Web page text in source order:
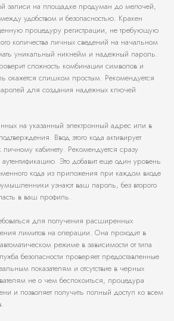
записи на площадке продуман до мелочей,
удобством и безопасностью. Кракен
процедуру регистрации, не требующую
количества личных сведений на начальном
уникальный никнейм и надежный пароль.
сложность комбинации символов и
окажется слишком простым. Рекомендуется
для создания надежных ключей
на указанный электронный адрес или в
Ввод этого кода активирует
личному кабинету. Рекомендуется сразу
аутентификацию. Это добавит еще один уровень
кода из приложения при каждом входе
узнают ваш пароль, без второго
в ваш профиль.
для получения расширенных
лимитов на операции. Она проходит в
режиме в зависимости от типа
безопасности проверяет предоставленные
показателям и отсутствие в черных
не о чем беспокоиться, процедура
и позволяет получить полный доступ ко всем